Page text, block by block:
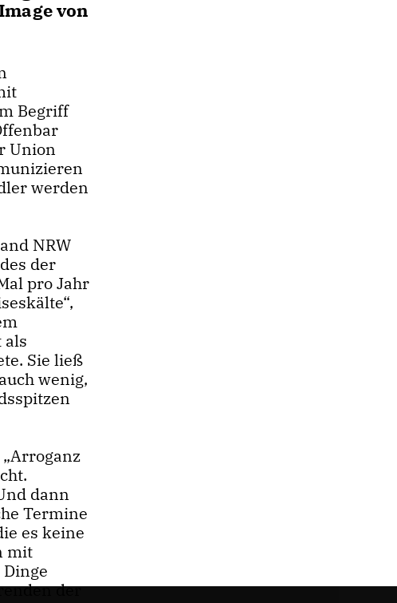
von
Begriff
Union
werden
NRW
der
pro Jahr
als
Sie ließ
wenig,
dann
Termine
es keine
mit
der